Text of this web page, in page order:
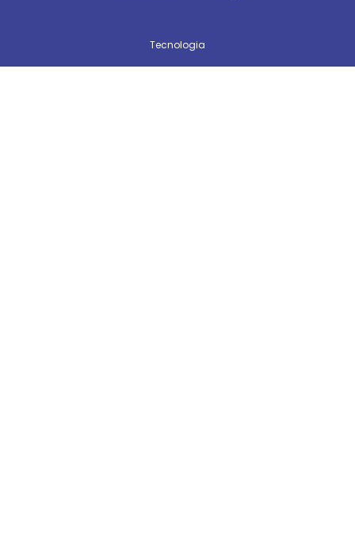
Tecnologia